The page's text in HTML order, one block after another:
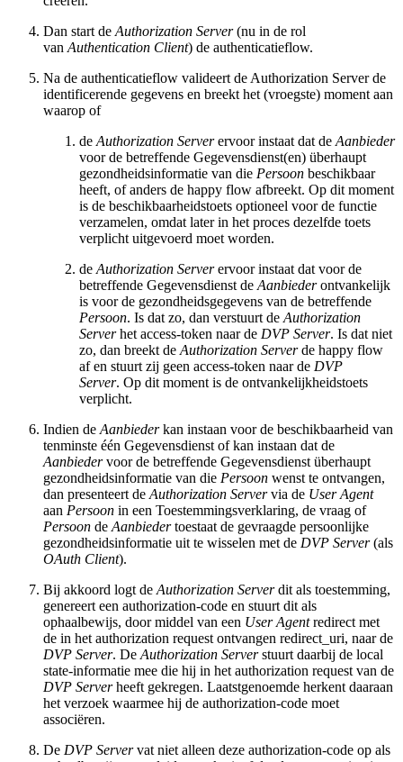
Dan start deAuthorization Server(nu in de rol
vanAuthentication Client) de authenticatieflow.
Na de authenticatieflow valideert de Authorization Server de
identificerende gegevens en breekt het (vroegste) moment aan
waarop of
deAuthorization Serverervoor instaat dat deAanbieder
voor de betreffende Gegevensdienst(en) überhaupt
gezondheidsinformatie van die Persoon beschikbaar
heeft, of anders de happy flow afbreekt. Op dit moment
is de beschikbaarheidstoets optioneel voor de functie
verzamelen, omdat later in het proces dezelfde toets
verplicht uitgevoerd moet worden.
deAuthorization Serverervoor instaat dat voor de
betreffende Gegevensdienst deAanbiederontvankelijk
is voor de gezondheidsgegevens van de betreffende
Persoon. Is dat zo, dan verstuurt deAuthorization
Serverhet access-token naar de DVP Server. Is dat niet
zo, dan breekt deAuthorization Serverde happy flow
af en stuurt zij geen access-token naar de DVP
Server. Op dit moment is de ontvankelijkheidstoets
verplicht.
Indien deAanbiederkan instaan voor de beschikbaarheid van
tenminste één Gegevensdienst of kan instaan dat de
Aanbiedervoor de betreffende Gegevensdienst überhaupt
gezondheidsinformatie van die Persoon wenst te ontvangen,
dan presenteert deAuthorization Servervia de User Agent
aan Persoon in een Toestemmingsverklaring, de vraag of
Persoon deAanbiedertoestaat de gevraagde persoonlijke
gezondheidsinformatie uit te wisselen met de DVP Server(als
OAuth Client).
Bij akkoord logt deAuthorization Serverdit als toestemming,
genereert een authorization-code en stuurt dit als
ophaalbewijs, door middel van een User Agentredirect met
de in het authorization request ontvangen redirect_uri, naar de
DVP Server. DeAuthorization Serverstuurt daarbij de local
state-informatie mee die hij in het authorization request van de
DVP Serverheeft gekregen. Laatstgenoemde herkent daaraan
het verzoek waarmee hij de authorization-code moet
associëren.
De DVP Servervat niet alleen deze authorization-code op als